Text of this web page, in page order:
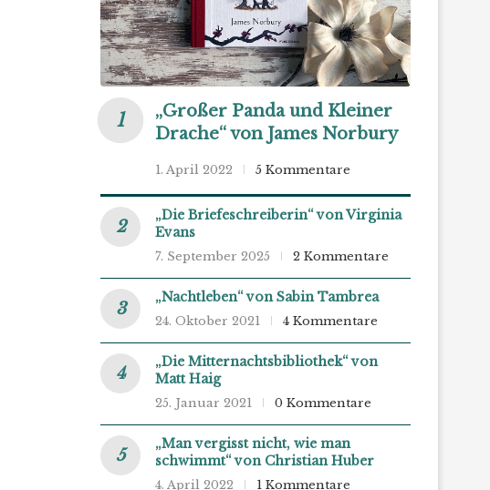
„Großer Panda und Kleiner
Drache“ von James Norbury
1. April 2022 5 Kommentare
„Die Briefeschreiberin“ von Virginia
Evans
7. September 2025 2 Kommentare
„Nachtleben“ von Sabin Tambrea
24. Oktober 2021 4 Kommentare
„Die Mitternachtsbibliothek“ von
Matt Haig
25. Januar 2021 0 Kommentare
„Man vergisst nicht, wie man
schwimmt“ von Christian Huber
4. April 2022 1 Kommentare